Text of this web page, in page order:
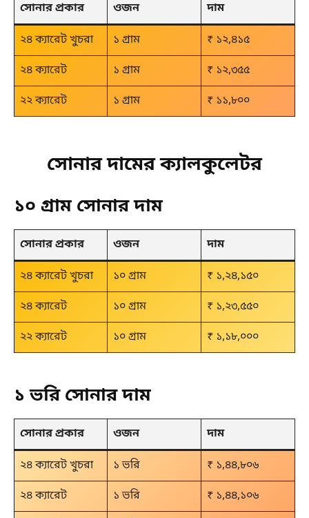
সোনার প্রকার ওজন দাম
২৪ ক্যারেট খুচরা ১ গ্রাম
₹ ১২,৪১৫
২৪ ক্যারেট
১ গ্রাম
₹ ১২,৩৫৫
২২ ক্যারেট
১ গ্রাম ₹ ১১,৮০০
সোনার দামের ক্যালকুলেটর
১০ গ্রাম সোনার দাম
সোনার প্রকার ওজন দাম
২৪ ক্যারেট খুচরা ১০ গ্রাম
₹ ১,২৪,১৫০
২৪ ক্যারেট
১০ গ্রাম
₹ ১,২৩,৫৫০
২২ ক্যারেট
১০ গ্রাম ₹ ১,১৮,০০০
১ ভরি সোনার দাম
সোনার প্রকার ওজন দাম
২৪ ক্যারেট খুচরা ১ ভরি
₹ ১,৪৪,৮০৬
২৪ ক্যারেট
১ ভরি
₹ ১,৪৪,১০৬